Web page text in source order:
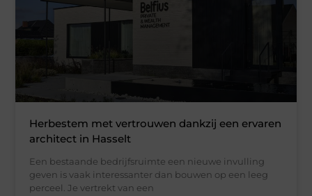
Herbestem met vertrouwen dankzij een ervaren
architect in Hasselt
Een bestaande bedrijfsruimte een nieuwe invulling
geven is vaak interessanter dan bouwen op een leeg
perceel. Je vertrekt van een